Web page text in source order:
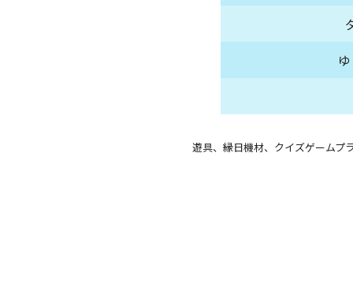
遊具、縁日機材、クイズゲームプ